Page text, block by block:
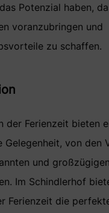
Potenzial haben,
voranzubringen und
zu schaffen.
der Ferienzeit bieten
Gelegenheit, von den
und
Im Schindlerhof
Ferienzeit die